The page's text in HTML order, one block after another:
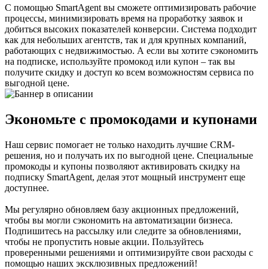
С помощью SmartAgent вы сможете оптимизировать рабочие
процессы, минимизировать время на проработку заявок и
добиться высоких показателей конверсии. Система подходит
как для небольших агентств, так и для крупных компаний,
работающих с недвижимостью. А если вы хотите сэкономить
на подписке, используйте промокод или купон – так вы
получите скидку и доступ ко всем возможностям сервиса по
выгодной цене.
Экономьте с промокодами и купонами
Наш сервис помогает не только находить лучшие CRM-
решения, но и получать их по выгодной цене. Специальные
промокоды и купоны позволяют активировать скидку на
подписку SmartAgent, делая этот мощный инструмент еще
доступнее.
Мы регулярно обновляем базу акционных предложений,
чтобы вы могли сэкономить на автоматизации бизнеса.
Подпишитесь на рассылку или следите за обновлениями,
чтобы не пропустить новые акции. Пользуйтесь
проверенными решениями и оптимизируйте свои расходы с
помощью наших эксклюзивных предложений!